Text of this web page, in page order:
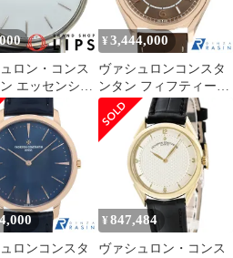
ロン・コンス
エッセンシャ
ラット ウォッ
手巻
3 箱 保証書
¥ 3,444,000
ヴァシュロンコンスタ
ンタン フィフティーシ
ックス・オートマティ
ック 4600E/000R-B576
中古 メンズ
ロンコンスタ
¥ 847,484
ヴァシュロン・コンス